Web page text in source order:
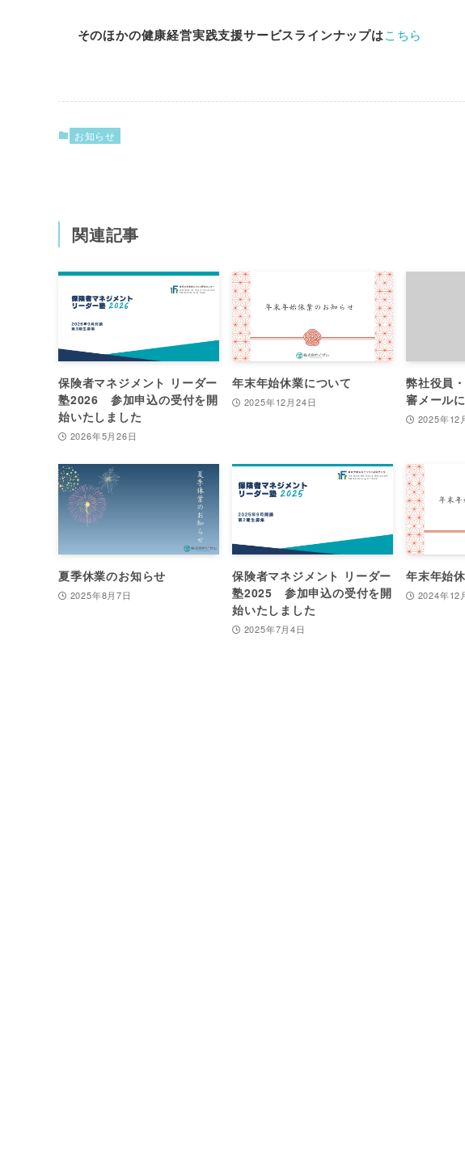
そのほかの健康経営実践支援サービスラインナップはこちら
お知らせ
関連記事
保険者マネジメント リーダー
塾2026 参加申込の受付を開
始いたしました
2026年5月26日
年末年始休業について
2025年12月24日
弊社役員
審メール
2025年12
夏季休業のお知らせ
2025年8月7日
保険者マネジメント リーダー
塾2025 参加申込の受付を開
始いたしました
2025年7月4日
年末年始
2024年12